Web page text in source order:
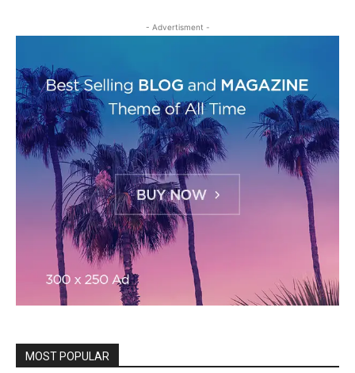
- Advertisment -
MOST POPULAR